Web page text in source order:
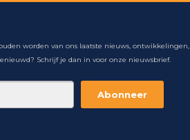
worden van ons laatste nieuws, ontwikkelingen,
Schrijf je dan in voor onze nieuwsbrief.